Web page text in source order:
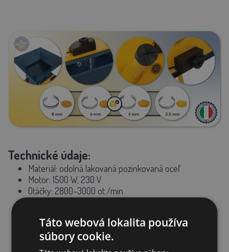
Technické údaje:
Materiál: odolná lakovaná pozinkovaná oceľ
Motor: 1500 W, 230 V
Otáčky: 2800–3000 ot./min
Rozmery: 54,5 × 60 × 60 cm
Hmotnosť: 30,8 kg
Táto webová lokalita používa
súbory cookie.